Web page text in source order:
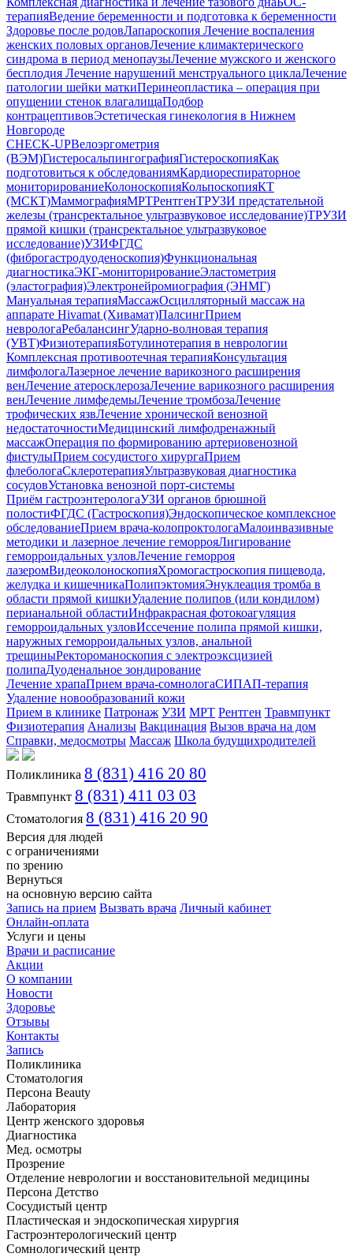
терапияВедение беременности и подготовка к беременности
Здоровье после родовЛапароскопия Лечение воспаления
женских половых органовЛечение климактерического
синдрома в период менопаузыЛечение мужского и женского
бесплодия Лечение нарушений менструального циклаЛечение
патологии шейки маткиПеринеопластика – операция при
опущении стенок влагалищаПодбор
контрацептивовЭстетическая гинекология в Нижнем
Новгороде
CHECK-UPВелоэргометрия
(ВЭМ)ГистеросальпингографияГистероскопияКак
подготовиться к обследованиямКардиореспираторное
мониторированиеКолоноскопияКольпоскопияКТ
(МСКТ)МаммографияМРТРентгенТРУЗИ предстательной
железы (трансректальное ультразвуковое исследование)ТРУЗИ
прямой кишки (трансректальное ультразвуковое
исследование)УЗИФГДС
(фиброгастродуоденоскопия)Функциональная
диагностикаЭКГ-мониторированиеЭластометрия
(эластография)Электронейромиография (ЭНМГ)
Мануальная терапияМассажОсцилляторный массаж на
аппарате Hivamat (Хивамат)ПалсингПрием
неврологаРебалансингУдарно-волновая терапия
(УВТ)ФизиотерапияБотулинотерапия в неврологии
Комплексная противоотечная терапияКонсультация
лимфологаЛазерное лечение варикозного расширения
венЛечение атеросклерозаЛечение варикозного расширения
венЛечение лимфедемыЛечение тромбозаЛечение
трофических язвЛечение хронической венозной
недостаточностиМедицинский лимфодренажный
массажОперация по формированию артериовенозной
фистулыПрием сосудистого хирургаПрием
флебологаСклеротерапияУльтразвуковая диагностика
сосудовУстановка венозной порт-системы
Приём гастроэнтерологаУЗИ органов брюшной
полостиФГДС (Гастроскопия)Эндоскопическое комплексное
обследованиеПрием врача-колопроктологаМалоинвазивные
методики и лазерное лечение геморрояЛигирование
геморроидальных узловЛечение геморроя
лазеромВидеоколоноскопияХромогастроскопия пищевода,
желудка и кишечникаПолипэктомияЭнуклеация тромба в
области прямой кишкиУдаление полипов (или кондилом)
перианальной областиИнфракрасная фотокоагуляция
геморроидальных узловИссечение полипа прямой кишки,
наружных геморроидальных узлов, анальной
трещиныРектороманоскопия с электроэксцизией
полипаДуоденальное зондирование
Лечение храпаПрием врача-сомнологаСИПАП-терапия
Удаление новообразований кожи
Прием в клинике Патронаж УЗИ МРТ Рентген Травмпункт
Физиотерапия Анализы Вакцинация Вызов врача на дом
Справки, медосмотры Массаж Школа будущихродителей
Поликлиника 8 (831) 416 20 80
Травмпункт 8 (831) 411 03 03
Стоматология 8 (831) 416 20 90
Версия для людей
с ограничениями
по зрению
Вернуться
на основную версию сайта
Запись на прием Вызвать врача Личный кабинет
Онлайн-оплата
Услуги и цены
Врачи и расписание
Акции
О компании
Новости
Здоровье
Отзывы
Контакты
Запись
Поликлиника
Стоматология
Персона Beauty
Лаборатория
Центр женского здоровья
Диагностика
Мед. осмотры
Прозрение
Отделение неврологии и восстановительной медицины
Персона Детство
Сосудистый центр
Пластическая и эндоскопическая хирургия
Гастроэнтерологический центр
Сомнологический центр